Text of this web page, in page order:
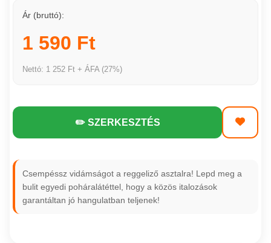
Ár (bruttó):
1 590 Ft
Nettó: 1 252 Ft + ÁFA (27%)
✏️ SZERKESZTÉS
Csempéssz vidámságot a reggeliző asztalra! Lepd meg a
bulit egyedi poháralátéttel, hogy a közös italozások
garantáltan jó hangulatban teljenek!